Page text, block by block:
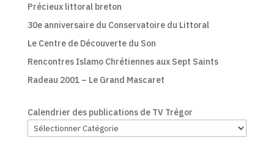
Précieux littoral breton
30e anniversaire du Conservatoire du Littoral
Le Centre de Découverte du Son
Rencontres Islamo Chrétiennes aux Sept Saints
Radeau 2001 – Le Grand Mascaret
Calendrier des publications de TV Trégor